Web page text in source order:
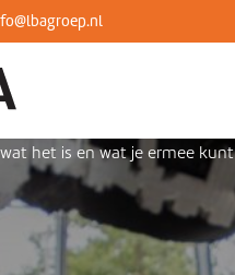
het is en wat je ermee kunt